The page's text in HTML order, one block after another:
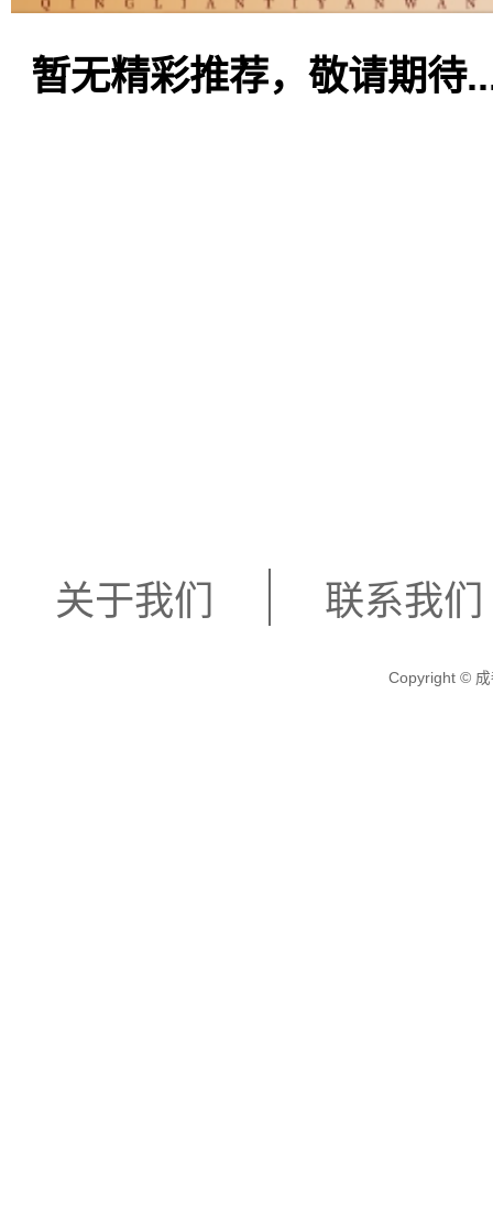
暂无精彩推荐，敬请期待
关于我们 联系我们
Copyright © 成